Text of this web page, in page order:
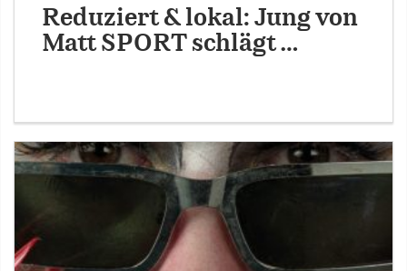
Reduziert & lokal: Jung von
Matt SPORT schlägt …